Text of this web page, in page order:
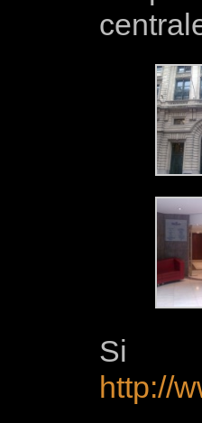
Si
http://